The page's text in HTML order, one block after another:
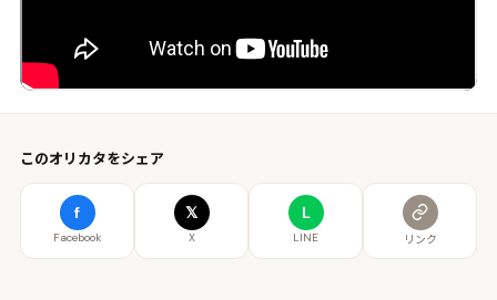
このオリカタをシェア
f
Facebook
𝕏
X
L
LINE リンク